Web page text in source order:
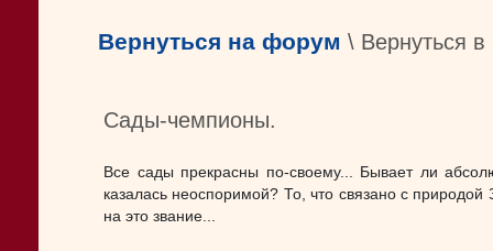
Вернуться на форум \ Вернуться
Сады-чемпионы.
Все сады прекрасны по-своему... Бывает ли
казалась неоспоримой? То, что связано с
на это звание...